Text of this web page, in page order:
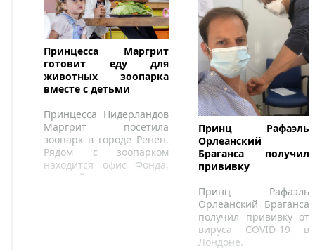
Принцесса Маргрит
готовит еду для
животных зоопарка
вместе с детьми
Принцесса Нидерландов
Маргрит посетила
зоопарк в городе Ренен.
Рядом с зоопарком
находится офис Фонда,
который принимает
Принц Рафаэль
Орлеанский
Браганса получил
прививку
Принц Рафаэль
Орлеанский Браганса
получил прививку от
вируса COVID-19 в
Лондоне.